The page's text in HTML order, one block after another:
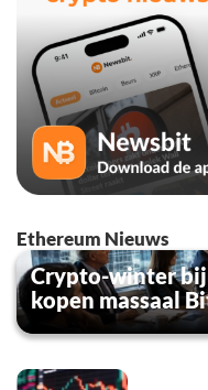
Ethereum Nieuws
Crypto-winter
kopen massaal